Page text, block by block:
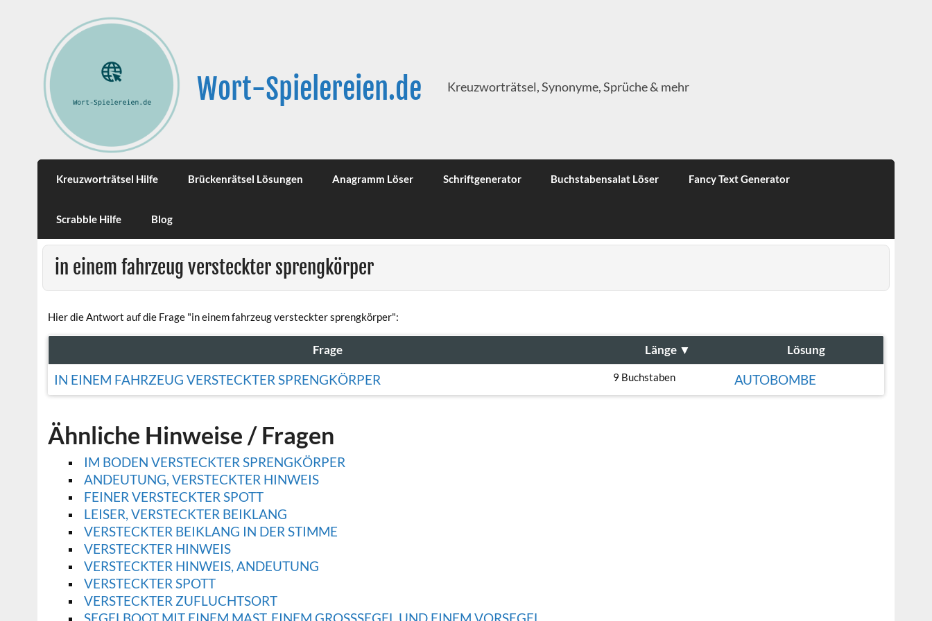
Wort-Spielereien.de Kreuzworträtsel, Synonyme, Sprüche & mehr
Kreuzworträtsel Hilfe Brückenrätsel Lösungen Anagramm Löser Schriftgenerator Buchstabensalat Löser Fancy Text Generator
Scrabble Hilfe Blog
in einem fahrzeug versteckter sprengkörper
Hier die Antwort auf die Frage "in einem fahrzeug versteckter sprengkörper":
Frage Länge ▼ Lösung
IN EINEM FAHRZEUG VERSTECKTER SPRENGKÖRPER 9 Buchstaben AUTOBOMBE
Ähnliche Hinweise / Fragen
IM BODEN VERSTECKTER SPRENGKÖRPER
ANDEUTUNG, VERSTECKTER HINWEIS
FEINER VERSTECKTER SPOTT
LEISER, VERSTECKTER BEIKLANG
VERSTECKTER BEIKLANG IN DER STIMME
VERSTECKTER HINWEIS
VERSTECKTER HINWEIS, ANDEUTUNG
VERSTECKTER SPOTT
VERSTECKTER ZUFLUCHTSORT